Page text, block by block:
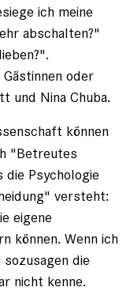
ich meine
abschalten?"
oder
und Nina Chuba.
können
"Betreutes
Psychologie
versteht:
eigene
können. Wenn ich
die
nicht kenne.